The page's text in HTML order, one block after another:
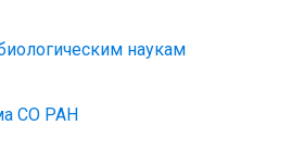
наукам
СО РАН